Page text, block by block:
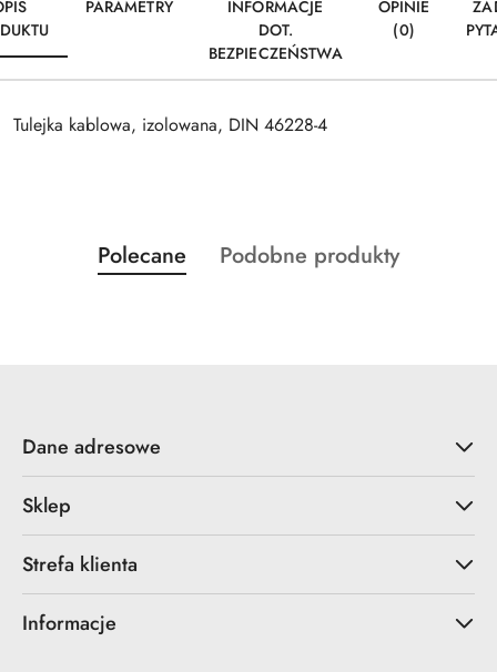
PARAMETRY
INFORMACJE
DOT.
BEZPIECZEŃSTWA
OPINIE
(0)
Tulejka kablowa, izolowana, DIN 46228-4
Pomiń karuzelę produktów
Produkty
o
Polecane
Produkty
Podobne produkty
Dane adresowe
Sklep
Strefa klienta
Informacje